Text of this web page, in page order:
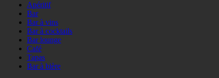
Apéritif
Bar
Bar à vins
Bar à cocktails
Bar lounge
Café
Tapas
Bar à bière